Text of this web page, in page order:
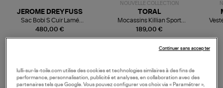
480,00 €
JEROME DREYFUSS
Sac Bobi S Cuir Lamé
Champagne
NOUVELLE COLLECTION
189,00 €
TORAL
Mocassins Killian Sport
Mousse
lulli-sur-la-toile.com utilise des cookies et technologies similaires à des fins de
performance, personnalisation, publicité et analyses, en collaboration avec des
partenaires tels que Google. Vous pouvez configurer vos choix via « Paramétrer »,
Continuer sans accepter